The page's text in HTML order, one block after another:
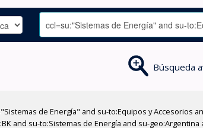
Búsqueda
de Energía" and su-to:Equipos y Accesorios
and su-to:Sistemas de Energía and su-